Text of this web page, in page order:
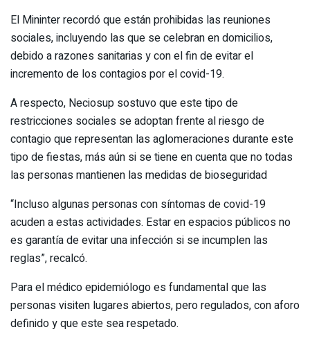
El Mininter recordó que están prohibidas las reuniones
sociales, incluyendo las que se celebran en domicilios,
debido a razones sanitarias y con el fin de evitar el
incremento de los contagios por el covid-19.
A respecto, Neciosup sostuvo que este tipo de
restricciones sociales se adoptan frente al riesgo de
contagio que representan las aglomeraciones durante este
tipo de fiestas, más aún si se tiene en cuenta que no todas
las personas mantienen las medidas de bioseguridad
“Incluso algunas personas con síntomas de covid-19
acuden a estas actividades. Estar en espacios públicos no
es garantía de evitar una infección si se incumplen las
reglas”, recalcó.
Para el médico epidemiólogo es fundamental que las
personas visiten lugares abiertos, pero regulados, con aforo
definido y que este sea respetado.